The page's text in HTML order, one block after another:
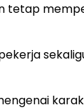
tetap